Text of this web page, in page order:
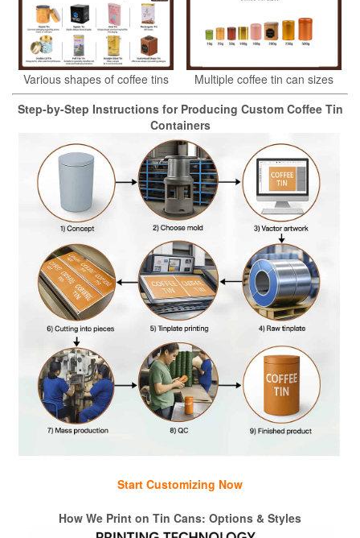
Various shapes of coffee tins
Multiple coffee tin can sizes
Step-by-Step Instructions for Producing Custom Coffee Tin
Containers
Start Customizing Now
How We Print on Tin Cans: Options & Styles